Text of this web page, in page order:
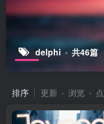
delphi 共46篇
排序 更新 浏览